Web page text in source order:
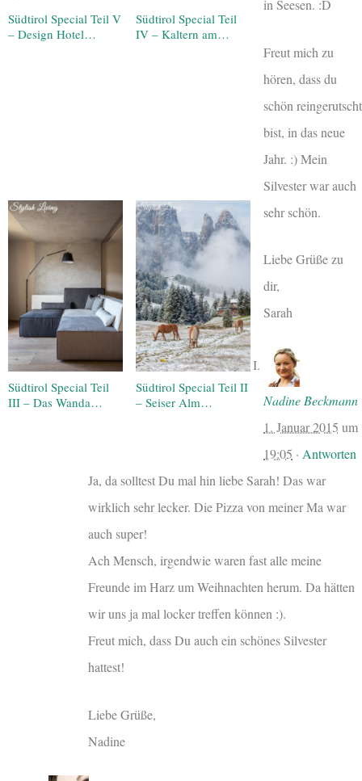
Südtirol Special Teil V
– Design Hotel…
Südtirol Special Teil
IV – Kaltern am…
Südtirol Special Teil
III – Das Wanda…
Südtirol Special Teil II
– Seiser Alm…
in Seesen. :D
Freut mich zu
hören, dass du
schön reingerutscht
bist, in das neue
Jahr. :) Mein
Silvester war auch
sehr schön.
Liebe Grüße zu
dir,
Sarah
Nadine Beckmann
1. Januar 2015 um
19:05 · Antworten
Ja, da solltest Du mal hin liebe Sarah! Das war
wirklich sehr lecker. Die Pizza von meiner Ma war
auch super!
Ach Mensch, irgendwie waren fast alle meine
Freunde im Harz um Weihnachten herum. Da hätten
wir uns ja mal locker treffen können :).
Freut mich, dass Du auch ein schönes Silvester
hattest!
Liebe Grüße,
Nadine